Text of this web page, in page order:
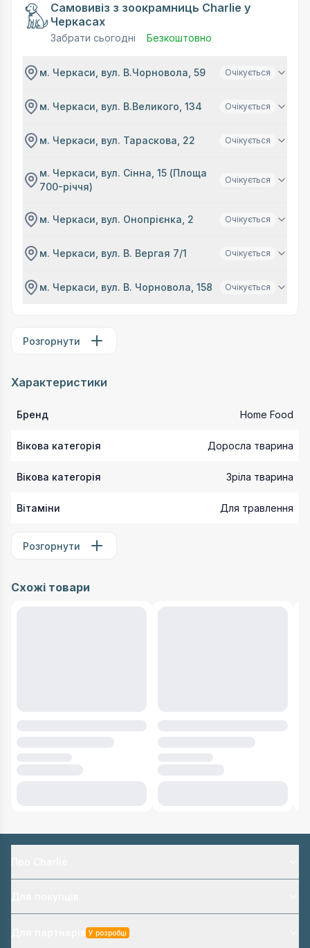
Самовивіз з зоокрамниць Charlie у
Черкасах
Забрати сьогодні Безкоштовно
м. Черкаси, вул. В.Чорновола, 59 Очікується
м. Черкаси, вул. В.Великого, 134 Очікується
м. Черкаси, вул. Тараскова, 22 Очікується
м. Черкаси, вул. Сінна, 15 (Площа
700-річчя)
Очікується
м. Черкаси, вул. Онопрієнка, 2 Очікується
м. Черкаси, вул. В. Вергая 7/1 Очікується
м. Черкаси, вул. В. Чорновола, 158 Очікується
Розгорнути
Характеристики
Бренд Home Food
Вікова категорія Доросла тварина
Вікова категорія Зріла тварина
Вітаміни Для травлення
Розгорнути
Схожі товари
У розробці